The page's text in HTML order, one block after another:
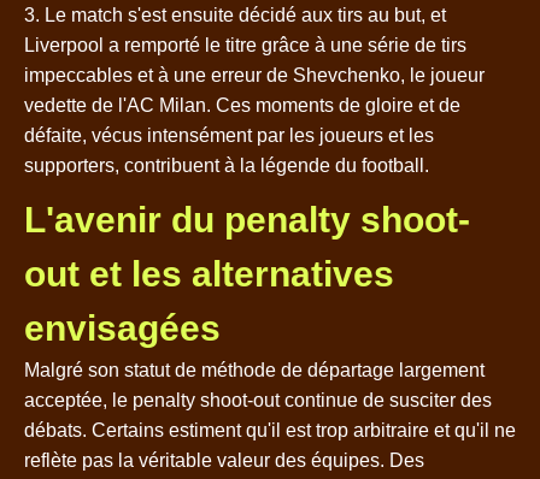
3. Le match s'est ensuite décidé aux tirs au but, et
Liverpool a remporté le titre grâce à une série de tirs
impeccables et à une erreur de Shevchenko, le joueur
vedette de l'AC Milan. Ces moments de gloire et de
défaite, vécus intensément par les joueurs et les
supporters, contribuent à la légende du football.
L'avenir du penalty shoot-
out et les alternatives
envisagées
Malgré son statut de méthode de départage largement
acceptée, le penalty shoot-out continue de susciter des
débats. Certains estiment qu'il est trop arbitraire et qu'il ne
reflète pas la véritable valeur des équipes. Des